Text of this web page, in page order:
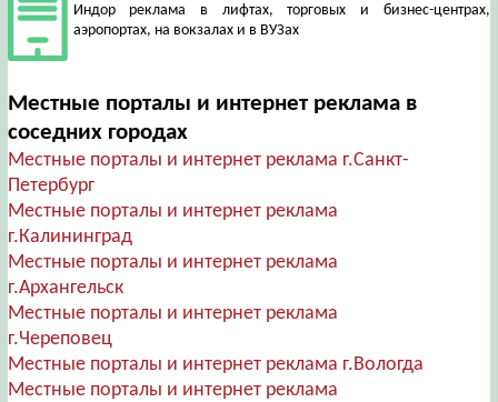
Индор реклама в лифтах, торговых и бизнес-центрах,
аэропортах, на вокзалах и в ВУЗах
Местные порталы и интернет реклама в
соседних городах
Местные порталы и интернет реклама г.Санкт-
Петербург
Местные порталы и интернет реклама
г.Калининград
Местные порталы и интернет реклама
г.Архангельск
Местные порталы и интернет реклама
г.Череповец
Местные порталы и интернет реклама г.Вологда
Местные порталы и интернет реклама